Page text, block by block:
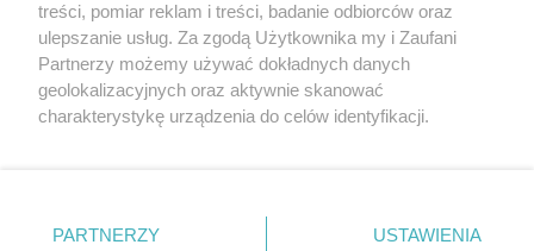
treści, pomiar reklam i treści, badanie odbiorców oraz
ulepszanie usług. Za zgodą Użytkownika my i Zaufani
Partnerzy możemy używać dokładnych danych
geolokalizacyjnych oraz aktywnie skanować
charakterystykę urządzenia do celów identyfikacji.
zmienić/wycofać klikając przycisk ustawień prywatności
PARTNERZY USTAWIENIA